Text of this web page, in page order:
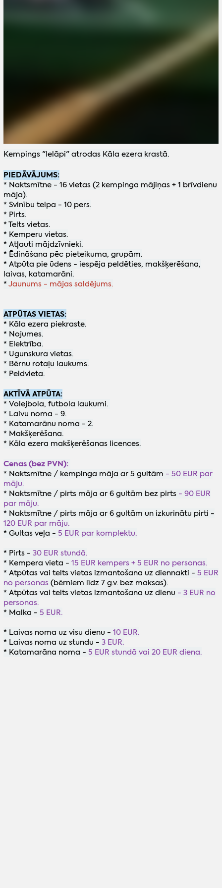
Kempings "Ielāpi" atrodas Kāla ezera krastā.
PIEDĀVĀJUMS:
* Naktsmītne - 16 vietas (2 kempinga mājiņas + 1 brīvdienu
māja).
* Svinību telpa - 10 pers.
* Pirts.
* Telts vietas.
* Kemperu vietas.
* Atļauti mājdzīvnieki.
* Ēdināšana pēc pieteikuma, grupām.
* Atpūta pie ūdens - iespēja peldēties, makšķerēšana,
laivas, katamarāni.
* Jaunums - mājas saldējums.
ATPŪTAS VIETAS:
* Kāla ezera piekraste.
* Nojumes.
* Elektrība.
* Ugunskura vietas.
* Bērnu rotaļu laukums.
* Peldvieta.
AKTĪVĀ ATPŪTA:
* Volejbola, futbola laukumi.
* Laivu noma - 9.
* Katamarānu noma - 2.
* Makšķerēšana.
* Kāla ezera makšķerēšanas licences.
Cenas (bez PVN):
* Naktsmītne / kempinga māja ar 5 gultām - 50 EUR par
māju.
* Naktsmītne / pirts māja ar 6 gultām bez pirts - 90 EUR
par māju.
* Naktsmītne / pirts māja ar 6 gultām un izkurinātu pirti -
120 EUR par māju.
* Gultas veļa - 5 EUR par komplektu.
* Pirts - 30 EUR stundā.
* Kempera vieta - 15 EUR kempers + 5 EUR no personas.
* Atpūtas vai telts vietas izmantošana uz diennakti - 5 EUR
no personas(bērniem līdz 7 g.v. bez maksas).
* Atpūtas vai telts vietas izmantošana uz dienu - 3 EUR no
personas.
* Malka - 5 EUR.
* Laivas noma uz visu dienu - 10 EUR.
* Laivas noma uz stundu - 3 EUR.
* Katamarāna noma - 5 EUR stundā vai 20 EUR diena.